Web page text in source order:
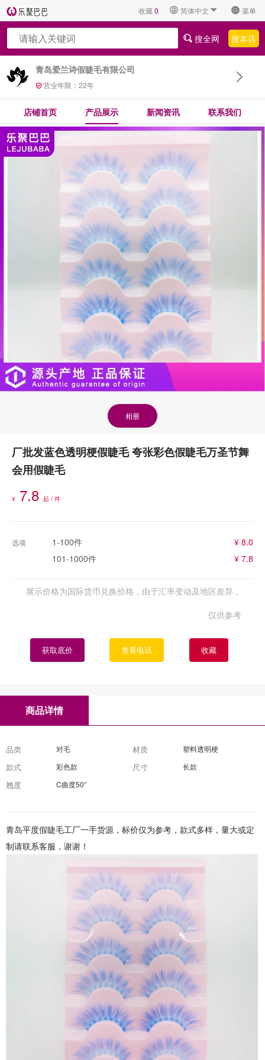
收藏0 简体中文 菜单
青岛爱兰诗假睫毛有限公司
营业年限： 22年
搜全网 搜本店
店铺首页 产品展示 新闻资讯 联系我们
相册
厂批发蓝色透明梗假睫毛 夸张彩色假睫毛万圣节舞
会用假睫毛
¥ 7.8 起 / 件
选项 1-100件
¥ 8.0
101-1000件
¥ 7.8
展示价格为国际货币兑换价格，由于汇率变动及地区差异，
仅供参考
获取底价 查看电话 收藏
商品详情
品类 对毛 材质 塑料透明梗
款式 彩色款 尺寸 长款
翘度 C曲度50°
青岛平度假睫毛工厂一手货源，标价仅为参考，款式多样，量大或定
制请联系客服，谢谢！